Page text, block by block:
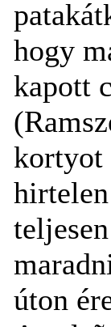
hogy
kapott
kortyot
úton